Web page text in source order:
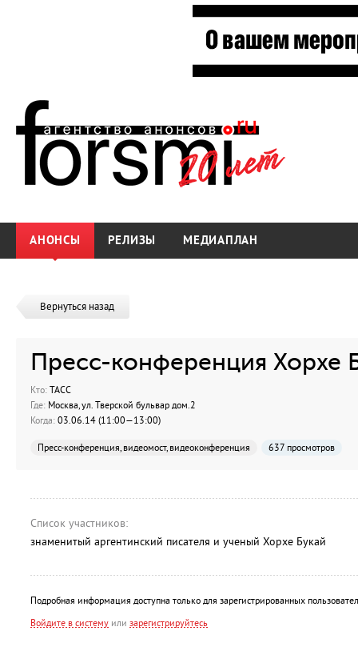
АНОНСЫ РЕЛИЗЫ МЕДИАПЛАН
Вернуться назад
Пресс-конференция Хорхе
Кто: ТАСС
Где: Москва, ул. Тверской бульвар дом.2
Когда: 03.06.14 (11:00—13:00)
Пресс-конференция, видеомост, видеоконференция 637 просмотров
Список участников:
знаменитый аргентинский писателя и ученый Хорхе Букай
Подробная информация доступна только для зарегистрированных
Войдите в систему или зарегистрируйтесь